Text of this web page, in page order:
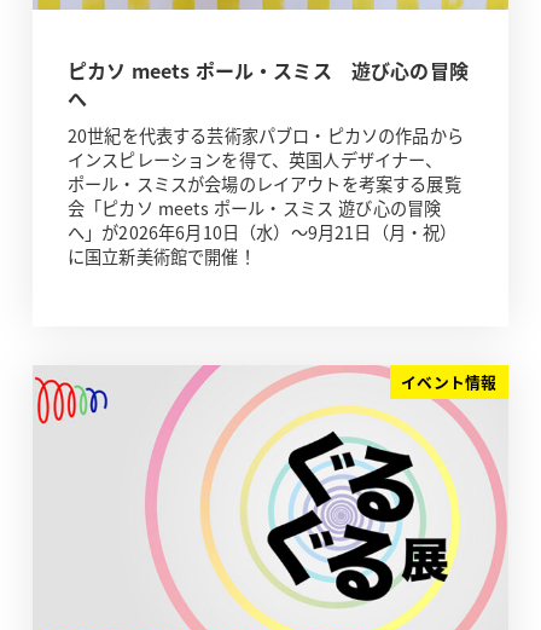
ピカソ meets ポール・スミス 遊び心の冒険
へ
20世紀を代表する芸術家パブロ・ピカソの作品から
インスピレーションを得て、英国人デザイナー、
ポール・スミスが会場のレイアウトを考案する展覧
会「ピカソ meets ポール・スミス 遊び心の冒険
へ」が2026年6月10日（水）～9月21日（月・祝）
に国立新美術館で開催！
イベント情報